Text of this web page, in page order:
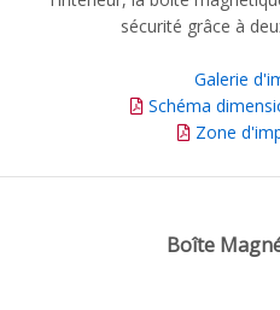
sécurité grâce à
Galerie
Schéma
Zone
Boîte